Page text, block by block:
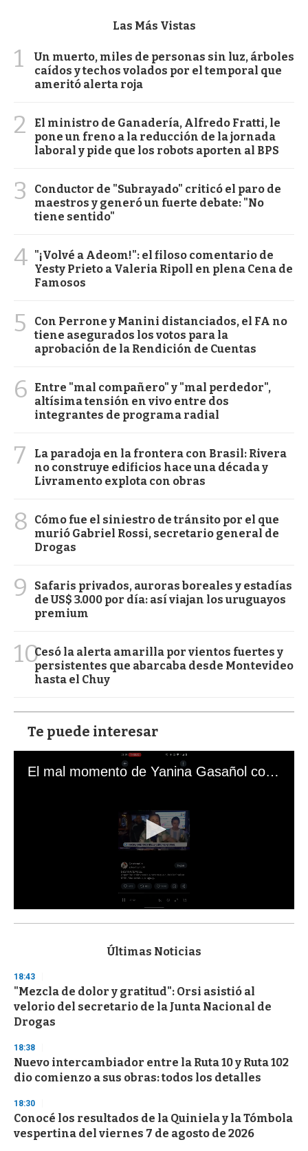
Las Más Vistas
1
Un muerto, miles de personas sin luz, árboles
caídos y techos volados por el temporal que
ameritó alerta roja
2
El ministro de Ganadería, Alfredo Fratti, le
pone un freno a la reducción de la jornada
laboral y pide que los robots aporten al BPS
3
Conductor de "Subrayado" criticó el paro de
maestros y generó un fuerte debate: "No
tiene sentido"
4 "¡Volvé a Adeom!": el filoso comentario de
Yesty Prieto a Valeria Ripoll en plena Cena de
Famosos
5
Con Perrone y Manini distanciados, el FA no
tiene asegurados los votos para la
aprobación de la Rendición de Cuentas
6
Entre "mal compañero" y "mal perdedor",
altísima tensión en vivo entre dos
integrantes de programa radial
7
La paradoja en la frontera con Brasil: Rivera
no construye edificios hace una década y
Livramento explota con obras
8
Cómo fue el siniestro de tránsito por el que
murió Gabriel Rossi, secretario general de
Drogas
9
Safaris privados, auroras boreales y estadías
de US$ 3.000 por día: así viajan los uruguayos
premium
10Cesó la alerta amarilla por vientos fuertes y
persistentes que abarcaba desde Montevideo
hasta el Chuy
Te puede interesar
El mal momento de Yanina Gasañol con un hincha argentino en "Subrayado"
s
d
s
o
f
3
s
e
c
o
d
s
Últimas Noticias
18:43
"Mezcla de dolor y gratitud": Orsi asistió al
velorio del secretario de la Junta Nacional de
Drogas
18:38
Nuevo intercambiador entre la Ruta 10 y Ruta 102
dio comienzo a sus obras: todos los detalles
18:30
Conocé los resultados de la Quiniela y la Tómbola
vespertina del viernes 7 de agosto de 2026